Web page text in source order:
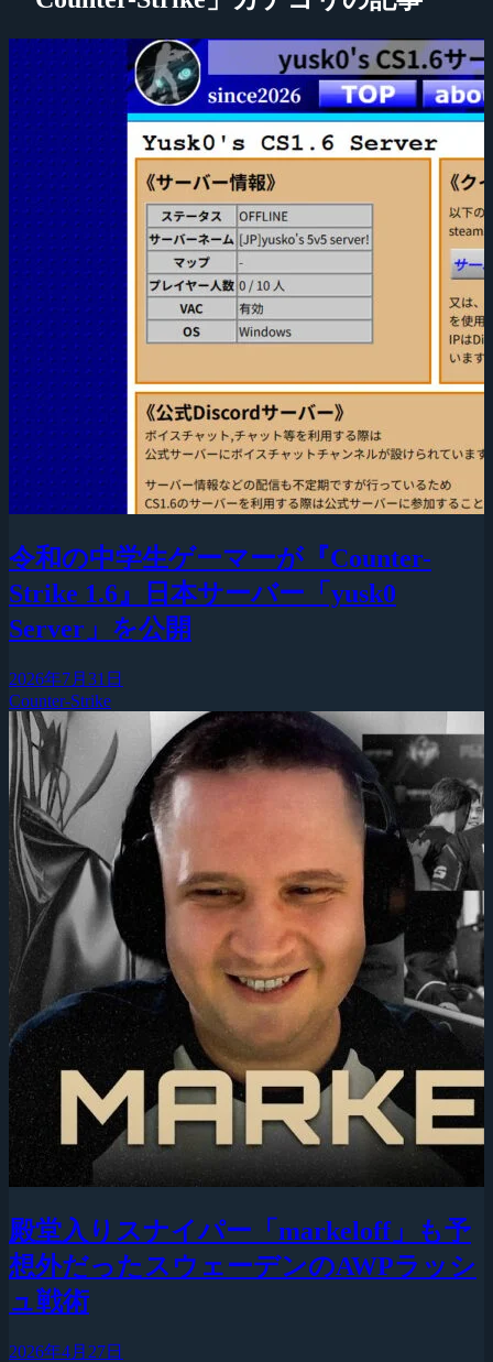
令和の中学生ゲーマーが『Counter-
Strike 1.6』日本サーバー「yusk0
Server」を公開
2026年7月31日
Counter-Strike
殿堂入りスナイパー「markeloff」も予
想外だったスウェーデンのAWPラッシ
ュ戦術
2026年4月27日